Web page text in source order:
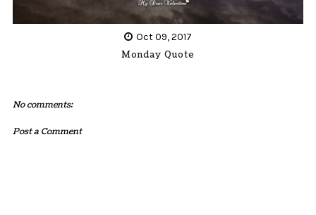
Oct 09, 2017
Monday Quote
No comments:
Post a Comment